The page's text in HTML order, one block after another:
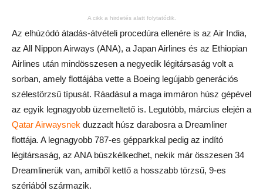
A cikk a hirdetés alatt folytatódik.
Az elhúzódó átadás-átvételi procedúra ellenére is az Air India,
az All Nippon Airways (ANA), a Japan Airlines és az Ethiopian
Airlines után mindösszesen a negyedik légitársaság volt a
sorban, amely flottájába vette a Boeing legújabb generációs
szélestörzsű típusát. Ráadásul a maga immáron húsz gépével
az egyik legnagyobb üzemeltető is. Legutóbb, március elején a
Qatar Airwaysnek duzzadt húsz darabosra a Dreamliner
flottája. A legnagyobb 787-es gépparkkal pedig az indító
légitársaság, az ANA büszkélkedhet, nekik már összesen 34
Dreamlinerük van, amiből kettő a hosszabb törzsű, 9-es
szériából származik.